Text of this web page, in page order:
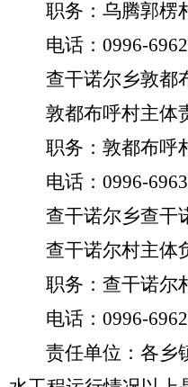
职务：乌腾郭楞
电话： 0996-
查干诺尔乡敦都
敦都布呼村主体
职务：敦都布呼
电话： 0996-
查干诺尔乡查干
查干诺尔村主体
职务：查干诺尔
电话： 0996-
责任单位：各乡